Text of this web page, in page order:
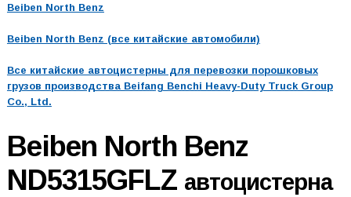
Beiben North Benz
Beiben North Benz (все китайские автомобили)
Все китайские автоцистерны для перевозки порошковых
грузов производства Beifang Benchi Heavy-Duty Truck Group
Co., Ltd.
Beiben North Benz
ND5315GFLZ автоцистерна